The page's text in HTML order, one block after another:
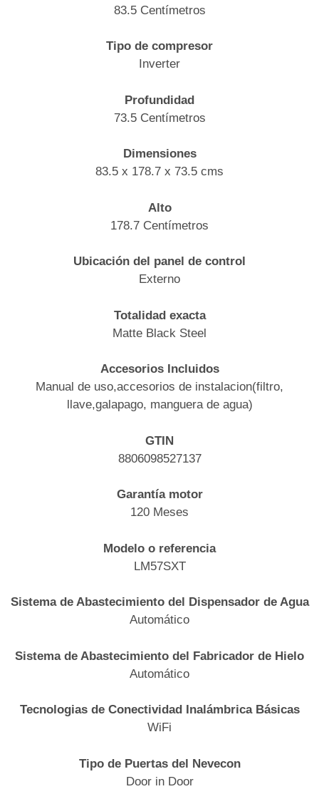
83.5 Centímetros
Tipo de compresor
Inverter
Profundidad
73.5 Centímetros
Dimensiones
83.5 x 178.7 x 73.5 cms
Alto
178.7 Centímetros
Ubicación del panel de control
Externo
Totalidad exacta
Matte Black Steel
Accesorios Incluidos
Manual de uso,accesorios de instalacion(filtro,
llave,galapago, manguera de agua)
GTIN
8806098527137
Garantía motor
120 Meses
Modelo o referencia
LM57SXT
Sistema de Abastecimiento del Dispensador de Agua
Automático
Sistema de Abastecimiento del Fabricador de Hielo
Automático
Tecnologias de Conectividad Inalámbrica Básicas
WiFi
Tipo de Puertas del Nevecon
Door in Door